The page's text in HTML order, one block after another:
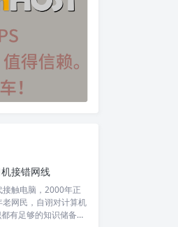
接错网线
触电脑，2000年正
网民，自诩对计算机
有足够的知识储备，